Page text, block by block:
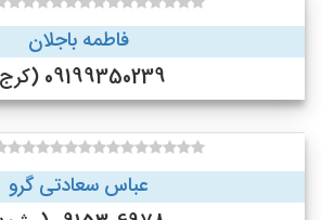
فاطمه باجلان
09199350239 (کرج)
عباس سعادتی گرو